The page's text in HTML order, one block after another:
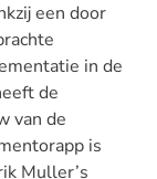
een door
in de
de
van de
is
Muller’s